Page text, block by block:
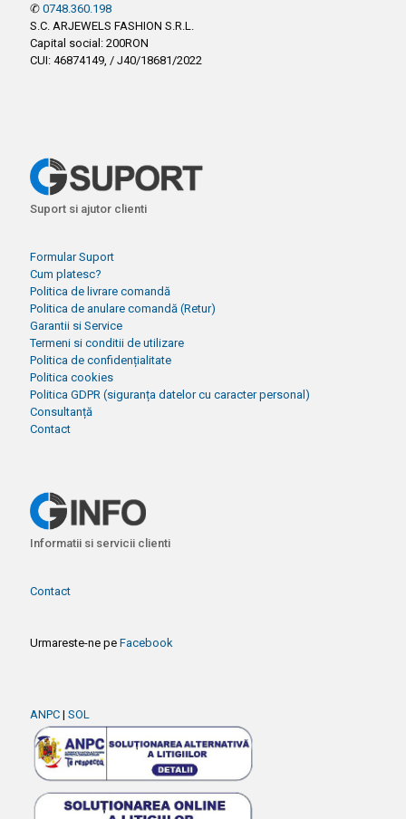
✆ 0748.360.198
S.C. ARJEWELS FASHION S.R.L.
Capital social: 200RON
CUI: 46874149, / J40/18681/2022
Suport si ajutor clienti
Formular Suport
Cum platesc?
Politica de livrare comandă
Politica de anulare comandă (Retur)
Garantii si Service
Termeni si conditii de utilizare
Politica de confidențialitate
Politica cookies
Politica GDPR (siguranța datelor cu caracter personal)
Consultanță
Contact
Informatii si servicii clienti
Contact
Urmareste-ne pe Facebook
ANPC | SOL